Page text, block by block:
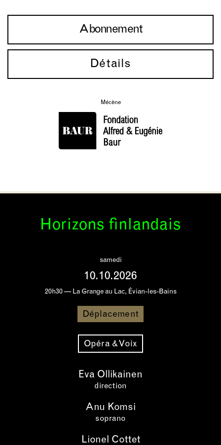
Abonnement
Détails
Mécène
Horizons finlandais
samedi
10.10.2026
20h30 — La Grange au Lac, Évian-les-Bains
Déplacement
Opéra & Voix
Eva Ollikainen
direction
Anu Komsi
soprano
Lionel Cottet